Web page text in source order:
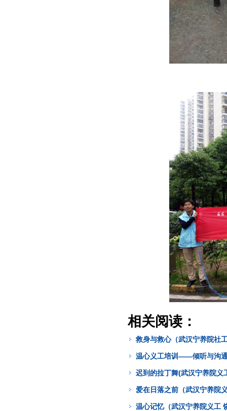
相关阅读：
救身与救心（武汉宁养院社
温心义工培训——倾听与沟
迟到的拉丁舞(武汉宁养院义
爱在日落之前（武汉宁养院
温心记忆（武汉宁养院义工